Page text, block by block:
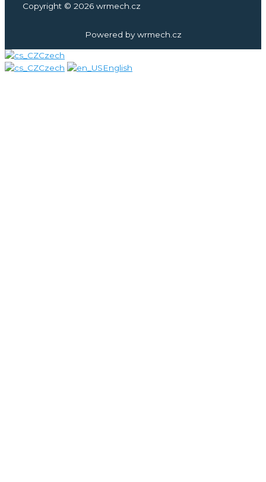
Copyright © 2026 wrmech.cz
Powered by wrmech.cz
Czech
Czech
English